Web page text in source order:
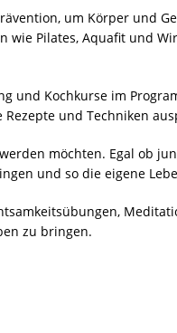
um Körper und
wie Pilates, Aquafit und
und Kochkurse im
und Techniken
möchten. Egal ob
und so die eigene
zu bringen.